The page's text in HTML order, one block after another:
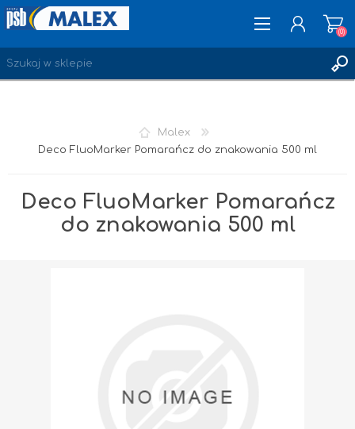
LOGOWANIE
(0)
Malex
Deco FluoMarker Pomarańcz do znakowania 500 ml
Deco FluoMarker Pomarańcz
do znakowania 500 ml